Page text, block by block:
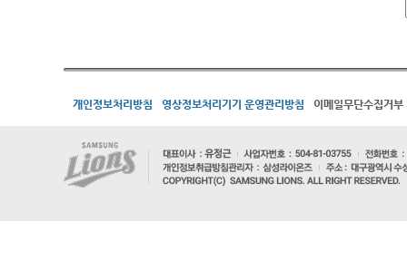
개인정보처리방침 영상정보처리기기 운영관리방침 이메일무단수집거부